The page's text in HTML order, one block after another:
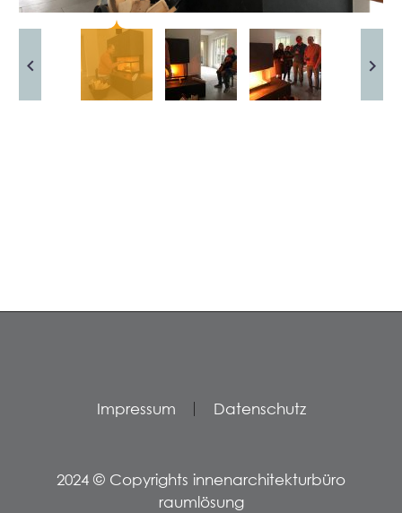
Impressum Datenschutz
2024 © Copyrights innenarchitekturbüro
raumlösung